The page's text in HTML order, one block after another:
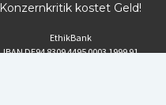
Konzernkritik kostet Geld!
EthikBank
IBAN DE94 8309 4495 0003 1999 91